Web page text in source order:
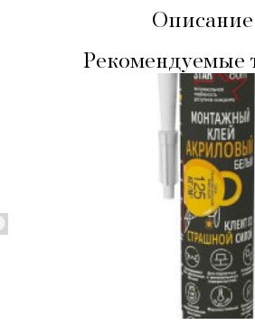
Описание
Рекомендуемые